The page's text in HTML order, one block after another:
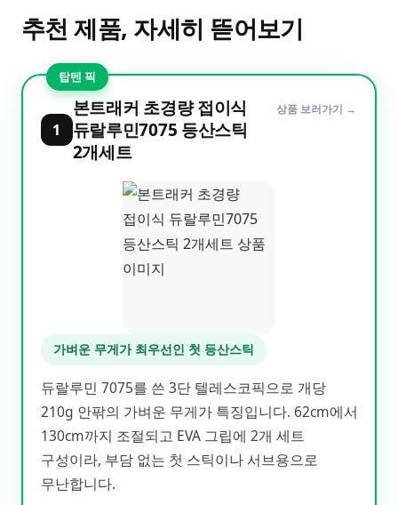
추천 제품, 자세히 뜯어보기
탑텐 픽
1
본트래커 초경량 접이식
듀랄루민7075 등산스틱
2개세트
상품 보러가기 →
가벼운 무게가 최우선인 첫 등산스틱
듀랄루민 7075를 쓴 3단 텔레스코픽으로 개당
210g 안팎의 가벼운 무게가 특징입니다. 62cm에서
130cm까지 조절되고 EVA 그립에 2개 세트
구성이라, 부담 없는 첫 스틱이나 서브용으로
무난합니다.